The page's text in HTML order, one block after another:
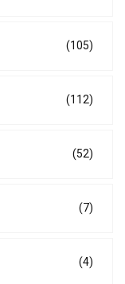
(105)
(112)
(52)
(7)
(4)